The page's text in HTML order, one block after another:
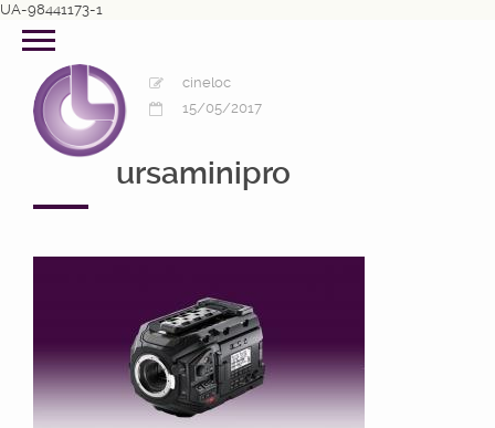
UA-98441173-1
cineloc
15/05/2017
ursaminipro